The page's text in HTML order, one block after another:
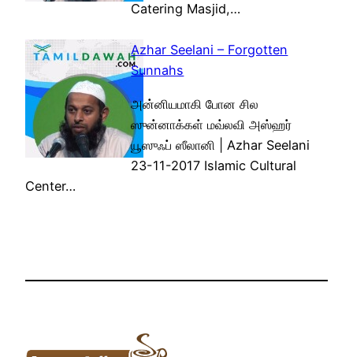
Catering Masjid,…
Azhar Seelani – Forgotten
Sunnahs
அன்னியமாகி போன சில
ஸுன்னாக்கள் மவ்லவி அஸ்ஹர்
யூஸுஃப் ஸீலானி | Azhar Seelani
23-11-2017 Islamic Cultural
Center…